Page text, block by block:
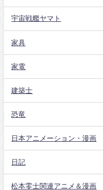
宇宙戦艦ヤマト
家具
家電
建築士
恐竜
日本アニメーション・漫画
日記
松本零士関連アニメ＆漫画